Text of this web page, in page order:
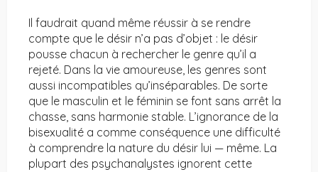
Il faudrait quand même réussir à se rendre
compte que le désir n’a pas d’objet : le désir
pousse chacun à rechercher le genre qu’il a
rejeté. Dans la vie amoureuse, les genres sont
aussi incompatibles qu’inséparables. De sorte
que le masculin et le féminin se font sans arrêt la
chasse, sans harmonie stable. L’ignorance de la
bisexualité a comme conséquence une difficulté
à comprendre la nature du désir lui — même. La
plupart des psychanalystes ignorent cette